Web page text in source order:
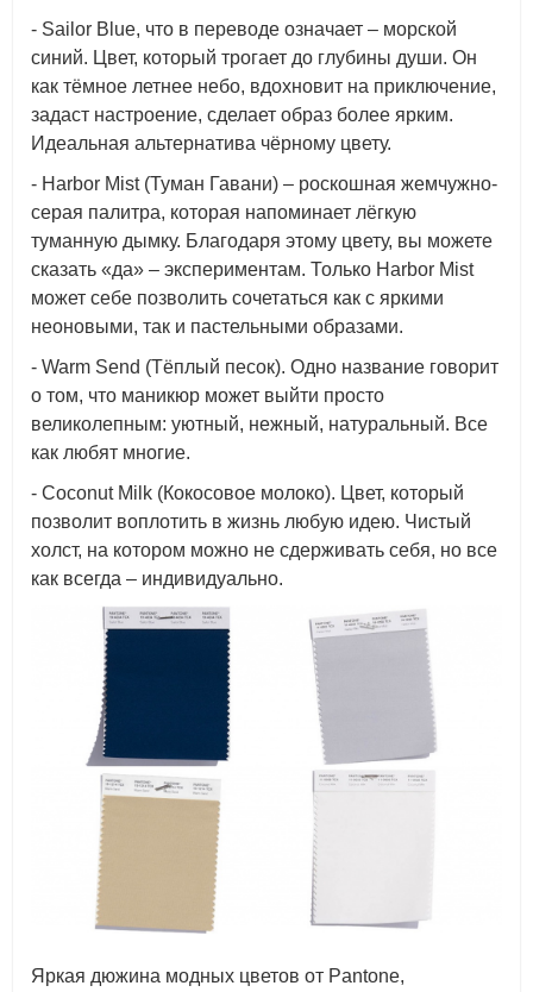
- Sailor Blue, что в переводе означает – морской
синий. Цвет, который трогает до глубины души. Он
как тёмное летнее небо, вдохновит на приключение,
задаст настроение, сделает образ более ярким.
Идеальная альтернатива чёрному цвету.
- Harbor Mist (Туман Гавани) – роскошная жемчужно-
серая палитра, которая напоминает лёгкую
туманную дымку. Благодаря этому цвету, вы можете
сказать «да» – экспериментам. Только Harbor Mist
может себе позволить сочетаться как с яркими
неоновыми, так и пастельными образами.
- Warm Send (Тёплый песок). Одно название говорит
о том, что маникюр может выйти просто
великолепным: уютный, нежный, натуральный. Все
как любят многие.
- Coconut Milk (Кокосовое молоко). Цвет, который
позволит воплотить в жизнь любую идею. Чистый
холст, на котором можно не сдерживать себя, но все
как всегда – индивидуально.
Яркая дюжина модных цветов от Pantone,